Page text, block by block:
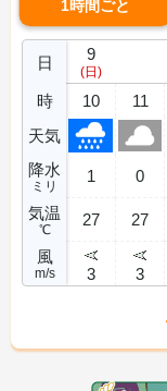
1時間ごと
日
時
天気
降水
ミリ
気温
℃
風
m/s
9
(日)
10
1
27
3
11
0
27
3